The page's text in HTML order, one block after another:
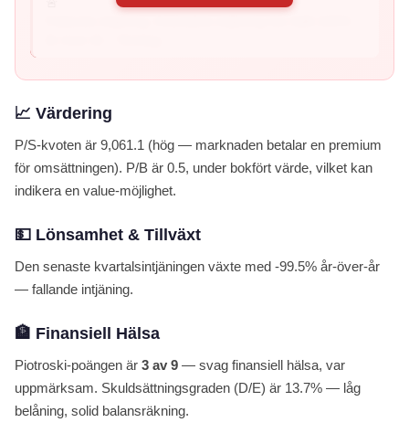
📈 Värdering
P/S-kvoten är 9,061.1 (hög — marknaden betalar en premium
för omsättningen). P/B är 0.5, under bokfört värde, vilket kan
indikera en value-möjlighet.
💵 Lönsamhet & Tillväxt
Den senaste kvartalsintjäningen växte med -99.5% år-över-år
— fallande intjäning.
🏦 Finansiell Hälsa
Piotroski-poängen är 3 av 9 — svag finansiell hälsa, var
uppmärksam. Skuldsättningsgraden (D/E) är 13.7% — låg
belåning, solid balansräkning.